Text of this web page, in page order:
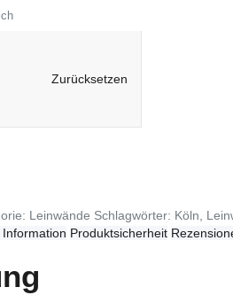
Zurücksetzen
Leinwände Schlagwörter: Köln
Produktsicherheit